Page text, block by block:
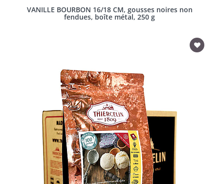
VANILLE BOURBON 16/18 CM, gousses noires non
fendues, boîte métal, 250 g